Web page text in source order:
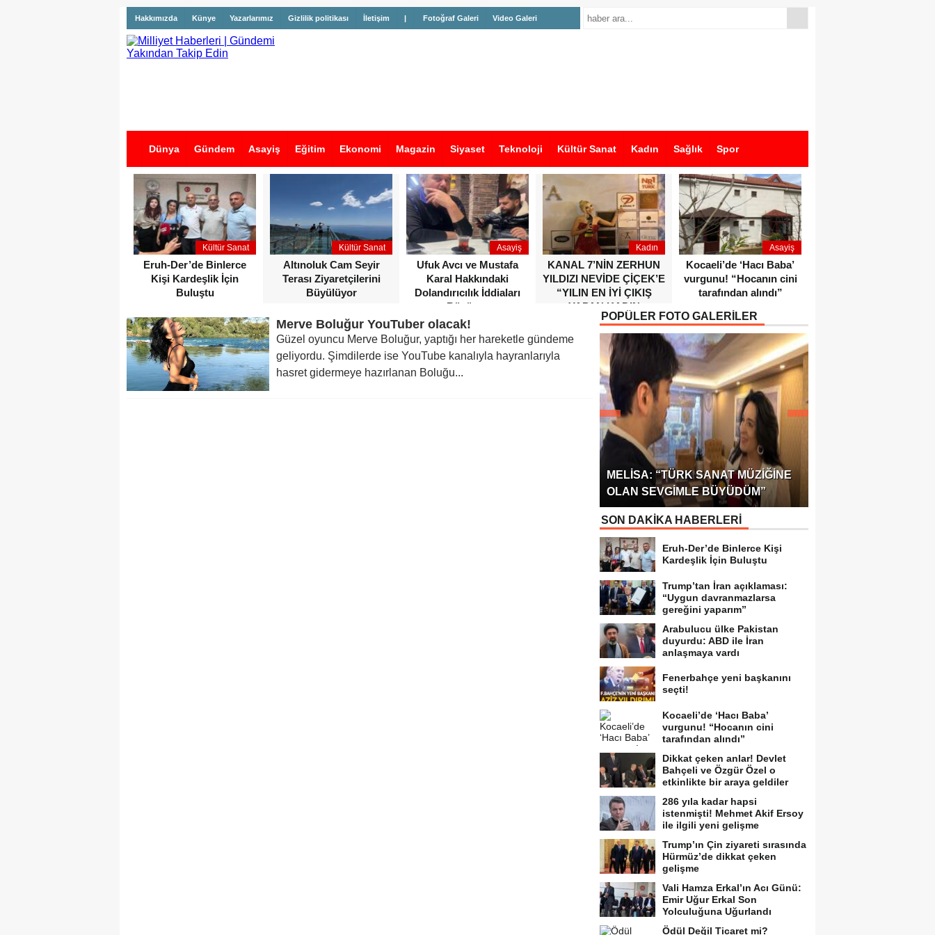
Hakkımızda Künye Yazarlarımız Gizlilik politikası İletişim | Fotoğraf Galeri Video Galeri
Dünya Gündem Asayiş Eğitim Ekonomi Magazin Siyaset Teknoloji Kültür Sanat Kadın Sağlık Spor
İş İlanları
Kültür Sanat
Eruh-Der’de Binlerce
Kişi Kardeşlik İçin
Buluştu
Kültür Sanat
Altınoluk Cam Seyir
Terası Ziyaretçilerini
Büyülüyor
Asayiş
Ufuk Avcı ve Mustafa
Karal Hakkındaki
Dolandırıcılık İddiaları
Büyüyor
Kadın
KANAL 7’NİN ZERHUN
YILDIZI NEVİDE ÇİÇEK’E
“YILIN EN İYİ ÇIKIŞ
YAPAN KADIN
OYUNCUSU” ÖDÜLÜ!
Asayiş
Kocaeli’de ‘Hacı Baba’
vurgunu! “Hocanın cini
tarafından alındı”
Merve Boluğur YouTuber olacak!
Güzel oyuncu Merve Boluğur, yaptığı her hareketle gündeme
geliyordu. Şimdilerde ise YouTube kanalıyla hayranlarıyla
hasret gidermeye hazırlanan Boluğu...
POPÜLER FOTO GALERİLER
MELISA: “TÜRK SANAT MÜZIĞINE
OLAN SEVGIMLE BÜYÜDÜM”
SON DAKİKA HABERLERİ
Eruh-Der’de Binlerce Kişi
Kardeşlik İçin Buluştu
Trump’tan İran açıklaması:
“Uygun davranmazlarsa
gereğini yaparım”
Arabulucu ülke Pakistan
duyurdu: ABD ile İran
anlaşmaya vardı
Fenerbahçe yeni başkanını
seçti!
Kocaeli’de ‘Hacı Baba’
vurgunu! “Hocanın cini
tarafından alındı”
Dikkat çeken anlar! Devlet
Bahçeli ve Özgür Özel o
etkinlikte bir araya geldiler
286 yıla kadar hapsi
istenmişti! Mehmet Akif Ersoy
ile ilgili yeni gelişme
Trump’ın Çin ziyareti sırasında
Hürmüz’de dikkat çeken
gelişme
Vali Hamza Erkal’ın Acı Günü:
Emir Uğur Erkal Son
Yolculuğuna Uğurlandı
Ödül Değil Ticaret mi?